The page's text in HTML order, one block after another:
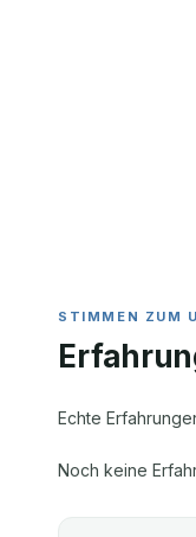
Echte
Noch keine